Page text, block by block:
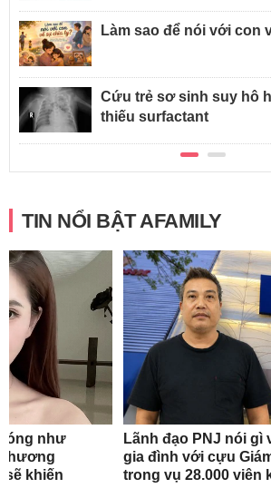
Làm sao để nói với con
Cứu trẻ sơ sinh suy hô
thiếu surfactant
TIN NỔI BẬT AFAMILY
như
hương
sẽ khiến
Lãnh đạo PNJ nói gì
gia đình với cựu
trong vụ 28.000 viên